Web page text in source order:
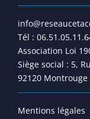
Tél :
Association Loi
Siège social : 5,
92120 Montrouge
Mentions légales